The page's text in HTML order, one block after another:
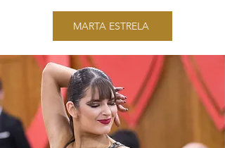
MARTA ESTRELA